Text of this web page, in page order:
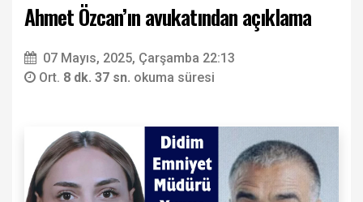
Ahmet Özcan’ın avukatından açıklama
07 Mayıs, 2025, Çarşamba 22:13
Ort. 8 dk. 37 sn. okuma süresi